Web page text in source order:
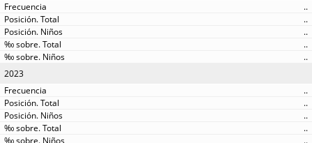
..
..
..
..
..
2023
..
..
..
..
..